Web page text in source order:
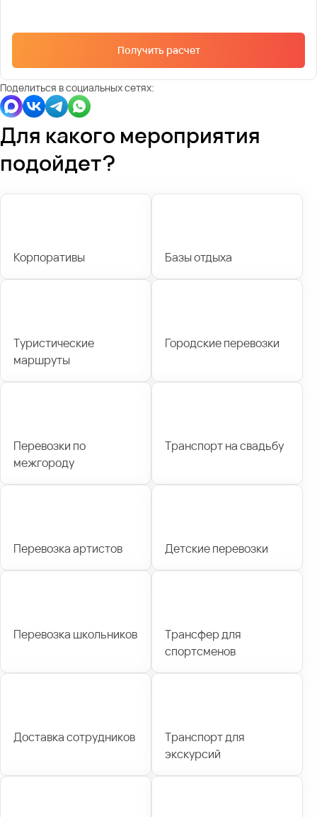
Получить расчет
Поделиться в социальных сетях:
Для какого мероприятия
подойдет?
Корпоративы Базы отдыха
Туристические
маршруты
Городские перевозки
Перевозки по
межгороду
Транспорт на свадьбу
Перевозка артистов Детские перевозки
Перевозка школьников
Трансфер для
спортсменов
Доставка сотрудников
Транспорт для
экскурсий